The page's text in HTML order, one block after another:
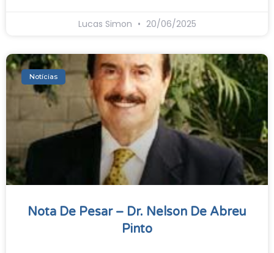
Lucas Simon 20/06/2025
Notícias
Nota De Pesar – Dr. Nelson De Abreu
Pinto